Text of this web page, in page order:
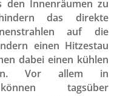
den Innenräumen zu
das direkte
auf die
einen Hitzestau
dabei einen kühlen
Vor allem in
tagsüber